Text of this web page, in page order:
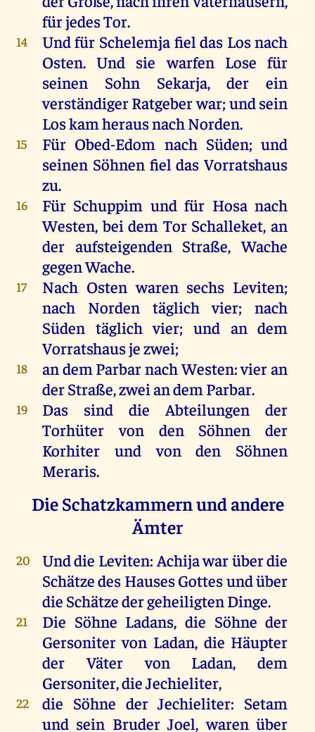
fürjedesTor.
14 Undfür Schelemja fiel das Losnach
Osten.Und sie warfen Lose für
seinen
SohnSekarja,der
ein
verständigerRatgeberwar; undsein
LoskamherausnachNorden.
15 FürObed-Edom nachSüden;und
seinen Söhnen fiel das Vorratshaus
zu.
16 FürSchuppim und für Hosa nach
Westen,bei dem TorSchalleket,an
deraufsteigenden Straße,Wache
gegenWache.
17 NachOstenwaren sechs Leviten;
nachNorden täglich vier;nach
Süden täglich vier; und an dem
Vorratshausjezwei;
18 andem ParbarnachWesten:vieran
derStraße,zweiandem Parbar.
19 Das sind die Abteilungender
Torhüter
von den Söhnen
der
Korhiter und von den
Söhnen
Meraris.
Die Schatzkammern und andere
Ämter
20 Unddie Leviten: Achijawarüberdie
Schätzedes HausesGottesundüber
die SchätzedergeheiligtenDinge.
21 Die Söhne Ladans, die Söhne der
Gersoniter von Ladan, die Häupter
der
Väter vonLadan,dem
Gersoniter,dieJechieliter,
22 die Söhne derJechieliter: Setam
und sein Bruder Joel,waren über